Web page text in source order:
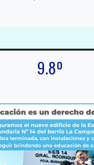
9.8º